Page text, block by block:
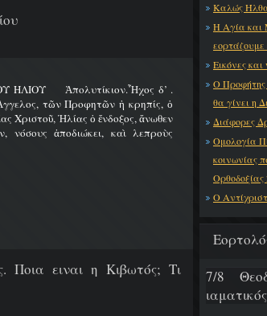
Καλώς
Η Αγία και
Εικόνες και
Ο Προφήτης
θα γίνει η
Διάφορες
Ομολογία
κοινωνίας
Ορθοδοξίας
Ο
7/8
ΗΛΙΟΥ Ἀπολυτίκιον.Ἦχος δ’ .
τῶν Προφητῶν ἡ κρηπίς, ὁ
Χριστοῦ, Ἠλίας ὁ ἔνδοξος, ἄνωθεν
νόσους ἀποδιώκει, καὶ λεπροὺς
Ποια ειναι η Κιβωτός; Τι